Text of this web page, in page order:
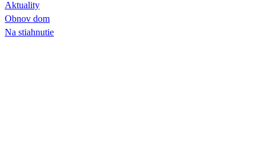
Aktuality
Obnov dom
Na stiahnutie